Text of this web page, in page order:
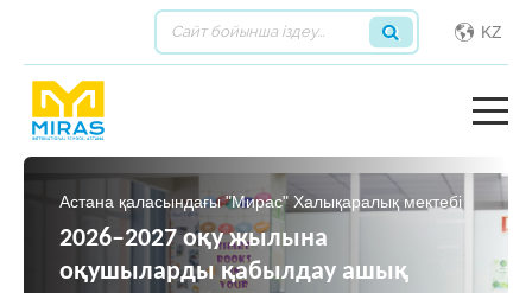
KZ
Астана қаласындағы "Мирас" Халықаралық мектебі
2026–2027 оқу жылына
оқушыларды қабылдау ашық